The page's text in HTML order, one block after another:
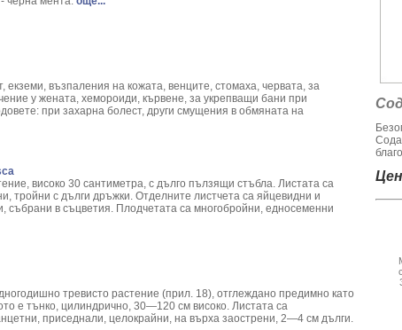
terrestris
Phaseolus Vulgaris L.
Pinus sylvestris
L.
helix L.
Millefolium L.
Marianum L.
pendula
екземи, възпаления на кожата, венците, стомаха, червата, за
у жената, хемороиди, кървене, за укрепващи бани при
при захарна болест, други смущения в обмяната на
високо 30 сантиметра, с дълго пълзящи стъбла. Листата са
тройни с дълги дръжки. Отделните листчета са яйцевидни и
събрани в съцветия. Плодчетата са многобройни, едносеменни
тревисто растение (прил. 18), отглеждано предимно като
е тънко, цилиндрично, 30—120 см високо. Листата са
приседнали, целокрайни, на върха заострени, 2—4 см дълги.